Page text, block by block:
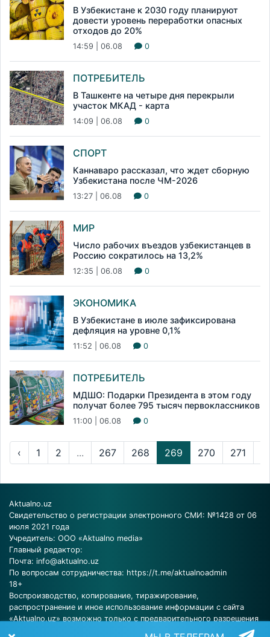
В Узбекистане к 2030 году планируют
довести уровень переработки опасных
отходов до 20%
14:59 | 06.08 0
ПОТРЕБИТЕЛЬ
В Ташкенте на четыре дня перекрыли
участок МКАД - карта
14:09 | 06.08 0
СПОРТ
Каннаваро рассказал, что ждет сборную
Узбекистана после ЧМ-2026
13:27 | 06.08 0
МИР
Число рабочих въездов узбекистанцев в
Россию сократилось на 13,2%
12:35 | 06.08 0
ЭКОНОМИКА
В Узбекистане в июле зафиксирована
дефляция на уровне 0,1%
11:52 | 06.08 0
ПОТРЕБИТЕЛЬ
МДШО: Подарки Президента в этом году
получат более 795 тысяч первоклассников
11:00 | 06.08 0
‹ 1 2 ... 267 268 269 270 271
Aktualno.uz
Свидетельство о регистрации электронного СМИ: №1428 от 06
июля 2021 года
Учредитель: ООО «Aktualno media»
Главный редактор:
Почта: info@aktualno.uz
По вопросам сотрудничества: https://t.me/aktualnoadmin
18+
Воспроизводство, копирование, тиражирование,
распространение и иное использование информации с сайта
«Aktualno.uz» возможно только с предварительного разрешения